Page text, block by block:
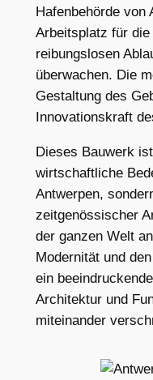
Hafenbehörde von
Arbeitsplatz für
reibungslosen
überwachen. Die
Gestaltung des
Innovationskraft
Dieses Bauwerk
wirtschaftliche
Antwerpen,
zeitgenössischer
der ganzen Welt
Modernität und
ein
Architektur und
miteinander